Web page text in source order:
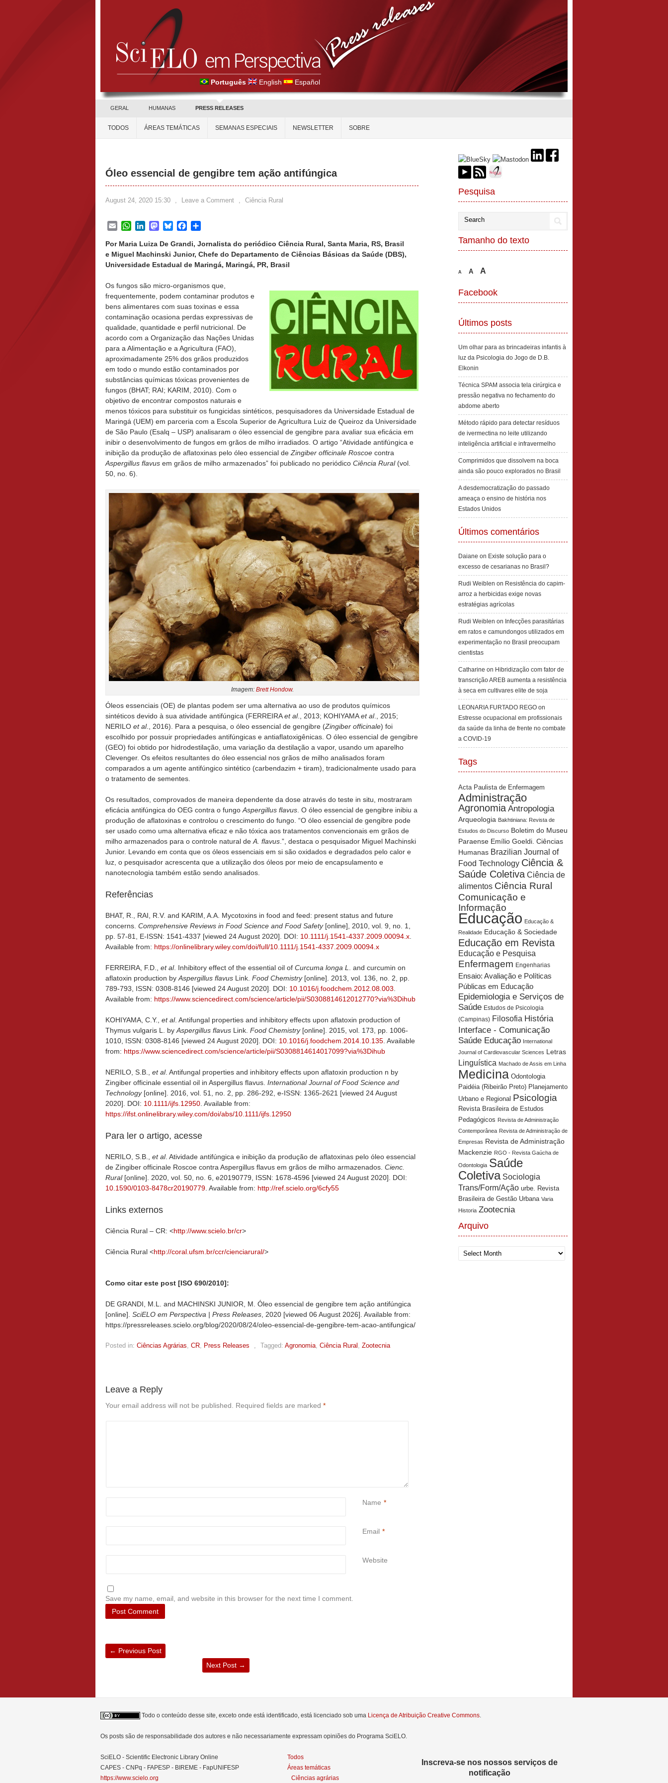
Português English Español
GERAL HUMANAS PRESS RELEASES
TODOS ÁREAS TEMÁTICAS SEMANAS ESPECIAIS NEWSLETTER SOBRE
Óleo essencial de gengibre tem ação antifúngica
August 24, 2020 15:30 , Leave a Comment , Ciência Rural
EmailWhatsApp
LinkedInMastodon
BlueskyFacebook
Por Maria Luiza De Grandi, Jornalista do periódico Ciência Rural, Santa Maria, RS, Brasil
e Miguel Machinski Junior, Chefe do Departamento de Ciências Básicas da Saúde (DBS),
Universidade Estadual de Maringá, Maringá, PR, Brasil
Os fungos são micro-organismos que,
frequentemente, podem contaminar produtos e
bens alimentares com suas toxinas e essa
contaminação ocasiona perdas expressivas de
qualidade, quantidade e perfil nutricional. De
acordo com a Organização das Nações Unidas
para a Alimentação e a Agricultura (FAO),
aproximadamente 25% dos grãos produzidos
em todo o mundo estão contaminados por
substâncias químicas tóxicas provenientes de
fungos (BHAT; RAI; KARIM, 2010). Com o
objetivo de encontrar compostos naturais e
menos tóxicos para substituir os fungicidas sintéticos, pesquisadores da Universidade Estadual de
Maringá (UEM) em parceria com a Escola Superior de Agricultura Luiz de Queiroz da Universidade
de São Paulo (Esalq ‒ USP) analisaram o óleo essencial de gengibre para avaliar sua eficácia em
inibir o desenvolvimento de fungos em grãos de milho irradiados. O artigo “Atividade antifúngica e
inibição da produção de aflatoxinas pelo óleo essencial de Zingiber officinale Roscoe contra
Aspergillus flavus em grãos de milho armazenados” foi publicado no periódico Ciência Rural(vol.
50, no. 6).
Imagem: Brett Hondow.
Óleos essenciais (OE) de plantas podem ser uma alternativa ao uso de produtos químicos
sintéticos devido à sua atividade antifúngica (FERREIRAet al., 2013; KOHIYAMAet al., 2015;
NERILO et al., 2016). Para a pesquisa, o óleo essencial de gengibre (Zingiber officinale) foi
escolhido por possuir propriedades antifúngicas e antiaflatoxigênicas. O óleo essencial de gengibre
(GEO) foi obtido por hidrodestilação, uma variação da destilação a vapor, usando um aparelho
Clevenger. Os efeitos resultantes do óleo essencial nos grãos de milho analisados foram
comparados a um agente antifúngico sintético (carbendazim + tiram), tradicionalmente usado para
o tratamento de sementes.
Os resultados, comprovados de maneira dependente da dose através do teste in situ, mostraram
eficácia antifúngica do OEG contra o fungo Aspergillus flavus . O óleo essencial de gengibre inibiu a
produção de aflatoxinas e controlou o crescimento do fungo. “O óleo essencial de gengibre pode
ser usado como uma alternativa eficaz e não tóxica aos tratamentos convencionais em grãos de
milho armazenados para o controle natural de A. flavus .”, destaca o pesquisador Miguel Machinski
Junior. Levando em conta que os óleos essenciais em si são oxidados e degradados pelo calor e
luz, o pesquisador acrescenta que a utilização dos óleos por meio de encapsulamento e
nanotecnologia também estão sendo analisados.
Referências
BHAT, R., RAI, R.V. and KARIM, A.A. Mycotoxins in food and feed: present status and future
concerns. Comprehensive Reviews in Food Science and Food Safety [online], 2010, vol. 9, no. 1,
pp. 57-81, E-ISSN: 1541-4337 [viewed 24 August 2020]. DOI: 10.1111/j.1541-4337.2009.00094.x
Available from: https://onlinelibrary.wiley.com/doi/full/10.1111/j.1541-4337.2009.00094.x
FERREIRA, F.D., et al. Inhibitory effect of the essential oil of Curcuma longa L
. and curcumin on
aflatoxin production by Aspergillus flavus Link. Food Chemistry [online]. 2013, vol. 136, no. 2, pp.
789-793, ISSN: 0308-8146 [viewed 24 August 2020]. DOI: 10.1016/j.foodchem.2012.08.003
Available from: https://www.sciencedirect.com/science/article/pii/S0308814612012770?via%3Dihub
KOHIYAMA, C.Y., et al. Antifungal properties and inhibitory effects upon aflatoxin production of
Thymus vulgaris L. by Aspergillus flavus Link. Food Chemistry [online]. 2015, vol. 173, pp. 1006-
1010, ISSN: 0308-8146 [viewed 24 August 2020]. DOI: 10.1016/j.foodchem.2014.10.135 . Available
from: https://www.sciencedirect.com/science/article/pii/S0308814614017099?via%3Dihub
NERILO, S.B., et al. Antifungal properties and inhibitory effects upon aflatoxin production n by
Zingiber officinale essential oil in Aspergillus flavus. International Journal of Food Science and
Technology[online]. 2016, vol. 51, no. 2, pp. 286-292, e-ISSN: 1365-2621 [viewed 24 August
2020]. DOI: 10.1111/ijfs.12950 . Available from:
https://ifst.onlinelibrary.wiley.com/doi/abs/10.1111/ijfs.12950
Para ler o artigo, acesse
NERILO, S.B., et al. Atividade antifúngica e inibição da produção de aflatoxinas pelo óleo essencial
de Zingiber officinale Roscoe contra Aspergillus flavus em grãos de milho armazenados. Cienc.
Rural[online]. 2020, vol. 50, no. 6, e20190779, ISSN: 1678-4596 [viewed 24 August 2020]. DOI:
10.1590/0103-8478cr20190779 . Available from: http://ref.scielo.org/6cfy55
Links externos
Ciência Rural – CR: <http://www.scielo.br/cr>
Ciência Rural <http://coral.ufsm.br/ccr/cienciarural/>
Como citar este post [ISO 690/2010]:
DE GRANDI, M.L. and MACHINSKI JUNIOR, M. Óleo essencial de gengibre tem ação antifúngica
[online]. SciELO em Perspectiva | Press Releases , 2020 [viewed 06 August 2026]. Available from:
https://pressreleases.scielo.org/blog/2020/08/24/oleo-essencial-de-gengibre-tem-acao-antifungica/
Posted in: Ciências Agrárias CR Press Releases Tagged: Agronomia Ciência Rural Zootecnia
Leave a Reply
Your email address will not be published. Required fields are marked *
Name *
Email *
Website
Save my name, email, and website in this browser for the next time I comment.
← Previous Post
Next Post →
Pesquisa
Tamanho do texto
A A A
Facebook
Últimos posts
Um olhar para as brincadeiras infantis à
luz da Psicologia do Jogo de D.B.
Elkonin
Técnica SPAM associa tela cirúrgica e
pressão negativa no fechamento do
abdome aberto
Método rápido para detectar resíduos
de ivermectina no leite utilizando
inteligência artificial e infravermelho
Comprimidos que dissolvem na boca
ainda são pouco explorados no Brasil
A desdemocratização do passado
ameaça o ensino de história nos
Estados Unidos
Últimos comentários
Daiane on Existe solução para o
excesso de cesarianas no Brasil?
Rudi Weiblen on Resistência do capim-
arroz a herbicidas exige novas
estratégias agrícolas
Rudi Weiblen on Infecções parasitárias
em ratos e camundongos utilizados em
experimentação no Brasil preocupam
cientistas
Catharine on Hibridização com fator de
transcrição AREB aumenta a resistência
à seca em cultivares elite de soja
LEONARIA FURTADO REGO on
Estresse ocupacional em profissionais
da saúde da linha de frente no combate
a COVID-19
Tags
Acta Paulista de Enfermagem
Administração
Agronomia Antropologia
Arqueologia Bakhtiniana: Revista de
Estudos do Discurso Boletim do Museu
Paraense Emílio Goeldi. Ciências
Humanas Brazilian Journal of
Food Technology Ciência &
Saúde Coletiva Ciência de
alimentos Ciência Rural
Comunicação e
Informação
Educação Educação &
Realidade Educação & Sociedade
Educação em Revista
Educação e Pesquisa
Enfermagem Engenharias
Ensaio: Avaliação e Políticas
Públicas em Educação
Epidemiologia e Serviços de
Saúde Estudos de Psicologia
(Campinas) Filosofia História
Interface - Comunicação
Saúde Educação International
Journal of Cardiovascular Sciences Letras
Linguística Machado de Assis em Linha
Medicina Odontologia
Paidéia (Ribeirão Preto) Planejamento
Urbano e Regional Psicologia
Revista Brasileira de Estudos
Pedagógicos Revista de Administração
Contemporânea Revista de Administração de
Empresas Revista de Administração
Mackenzie RGO - Revista Gaúcha de
Odontologia Saúde
Coletiva Sociologia
Trans/Form/Ação urbe. Revista
Brasileira de Gestão Urbana Varia
Historia Zootecnia
Arquivo
Arquivo
Todo o conteúdo desse site, exceto onde está identificado, está licenciado sob uma Licença de Atribuição Creative Commons
Os posts são de responsabilidade dos autores e não necessariamente expressam opiniões do Programa SciELO.
SciELO - Scientific Electronic Library Online
CAPES - CNPq - FAPESP - BIREME - FapUNIFESP
https://www.scielo.org
Todos
Áreas temáticas
Ciências agrárias
Inscreva-se nos nossos serviços de
notificação